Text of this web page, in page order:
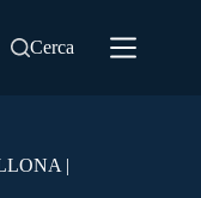
Cerca
|